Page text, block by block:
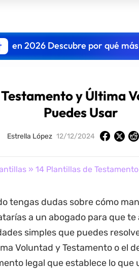
en 2026 Descubre por qué
y Última
Puedes Usar
Estrella López 12/12/2024
» 14 Plantillas de
tengas dudas sobre cómo
a un abogado para que te
simples que puedes
Voluntad y Testamento o el
legal que establece lo que